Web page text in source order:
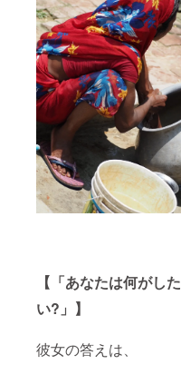
【「あなたは何がした
い?」】
彼女の答えは、